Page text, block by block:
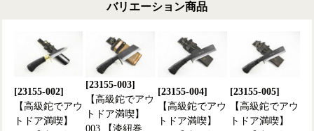
バリエーション商品
[23155-002]
【高級鉈でアウ
トドア満喫】
[23155-003]
【高級鉈でアウ
トドア満喫】
003 【漆紐巻
[23155-004]
【高級鉈でアウ
トドア満喫】
[23155-005]
【高級鉈でアウ
トドア満喫】